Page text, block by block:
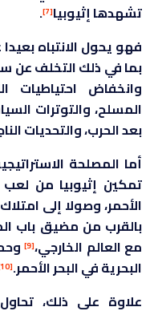
تشهدها إثيوبيا[7]
.
فهو يحول الانتباه
بما في ذلك التخلف عن
وانخفاض احتياطيات
المسلح، والتوترات
بعد الحرب، والتحديات
أما المصلحة
تمكين إثيوبيا من لعب
الأحمر، وصولا إلى
بالقرب من مضيق باب
مع العالم الخارجي،[9]
البحرية في البحر الأحمر.[10]
علاوة على ذلك،